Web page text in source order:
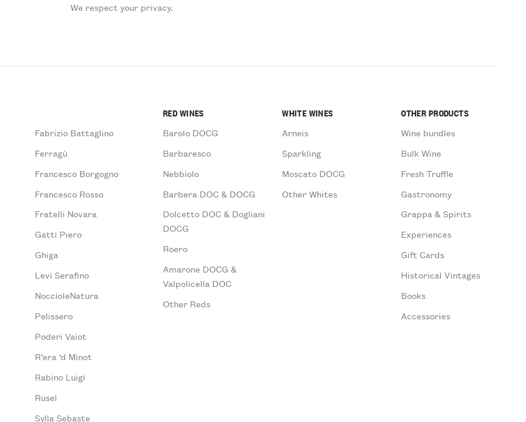
We respect your privacy.
Fabrizio Battaglino
Ferragù
Francesco Borgogno
Francesco Rosso
Fratelli Novara
Gatti Piero
Ghiga
Levi Serafino
NoccioleNatura
Pelissero
Poderi Vaiot
R’era ‘d Minot
Rabino Luigi
Rusel
Sylla Sebaste
RED WINES
Barolo DOCG
Barbaresco
Nebbiolo
Barbera DOC & DOCG
Dolcetto DOC & Dogliani
DOCG
Roero
Amarone DOCG &
Valpolicella DOC
Other Reds
WHITE WINES
Arneis
Sparkling
Moscato DOCG
Other Whites
OTHER PRODUCTS
Wine bundles
Bulk Wine
Fresh Truffle
Gastronomy
Grappa & Spirits
Experiences
Gift Cards
Historical Vintages
Books
Accessories